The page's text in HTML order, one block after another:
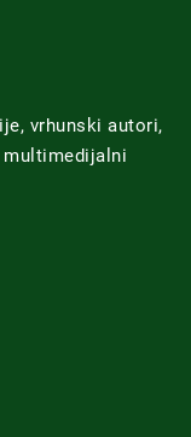
vrhunski autori,